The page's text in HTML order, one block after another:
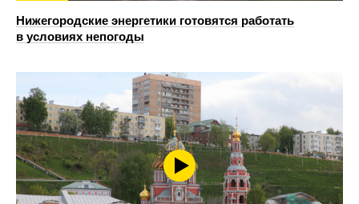
Нижегородские энергетики готовятся работать
в условиях непогоды